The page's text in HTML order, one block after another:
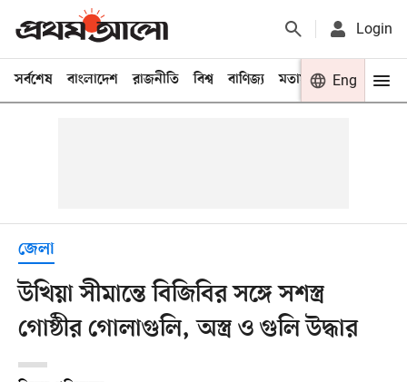
Login
সর্বশেষ বাংলাদেশ রাজনীতি বিশ্ব বাণিজ্য মতামত খেলা
Eng
জেলা
উখিয়া সীমান্তে বিজিবির সঙ্গে সশস্ত্র
গোষ্ঠীর গোলাগুলি, অস্ত্র ও গুলি উদ্ধার